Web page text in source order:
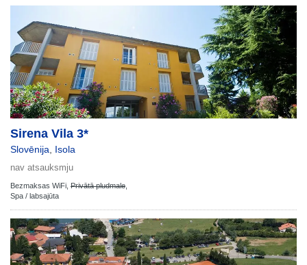
Sirena Vila 3*
Slovēnija Isola
nav atsauksmju
Bezmaksas WiFi, Privātā pludmale
Spa / labsajūta